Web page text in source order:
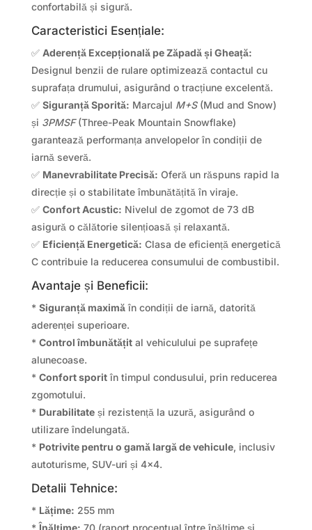
confortabilă și sigură.
Caracteristici Esențiale:
✅ Aderență Excepțională pe Zăpadă și Gheață:
Designul benzii de rulare optimizează contactul cu
suprafața drumului, asigurând o tracțiune excelentă.
✅ Siguranță Sporită: Marcajul M+S(Mud and Snow)
și 3PMSF(Three-Peak Mountain Snowflake)
garantează performanța anvelopelor în condiții de
iarnă severă.
✅ Manevrabilitate Precisă: Oferă un răspuns rapid la
direcție și o stabilitate îmbunătățită în viraje.
✅ Confort Acustic: Nivelul de zgomot de 73 dB
asigură o călătorie silențioasă și relaxantă.
✅ Eficiență Energetică: Clasa de eficiență energetică
C contribuie la reducerea consumului de combustibil.
Avantaje și Beneficii:
* Siguranță maximăîn condiții de iarnă, datorită
aderenței superioare.
* Control îmbunătățital vehiculului pe suprafețe
alunecoase.
* Confort sporitîn timpul condusului, prin reducerea
zgomotului.
* Durabilitateși rezistență la uzură, asigurând o
utilizare îndelungată.
* Potrivite pentru o gamă largă de vehicule, inclusiv
autoturisme, SUV-uri și 4×4.
Detalii Tehnice:
* Lățime: 255 mm